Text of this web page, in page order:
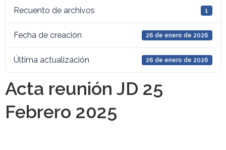
Recuento de archivos 1
Fecha de creación 26 de enero de 2026
Última actualización 26 de enero de 2026
Acta reunión JD 25
Febrero 2025